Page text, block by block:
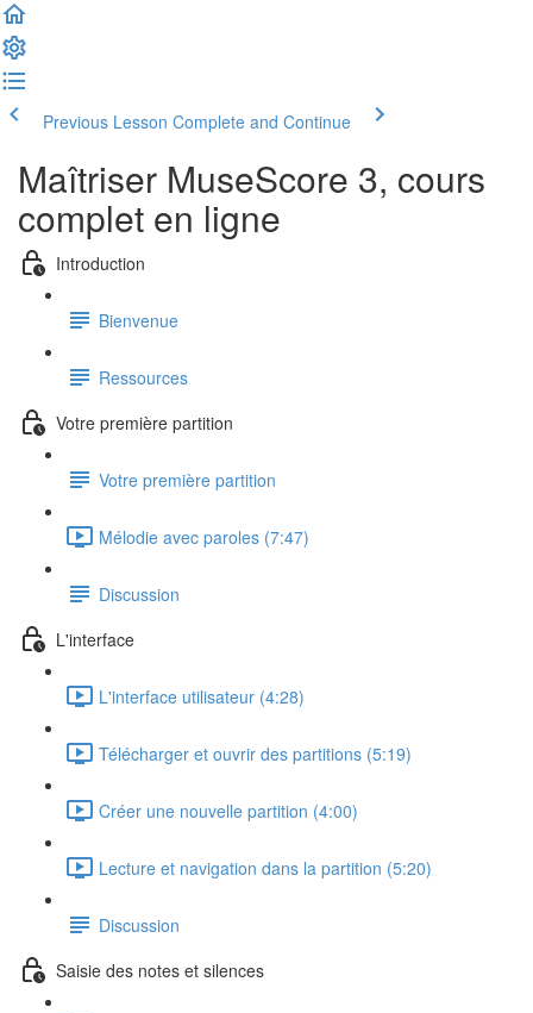
Previous Lesson Complete and Continue
Maîtriser MuseScore 3, cours
complet en ligne
Introduction
Bienvenue
Ressources
Votre première partition
Votre première partition
Mélodie avec paroles (7:47)
Discussion
L'interface
L'interface utilisateur (4:28)
Télécharger et ouvrir des partitions (5:19)
Créer une nouvelle partition (4:00)
Lecture et navigation dans la partition (5:20)
Discussion
Saisie des notes et silences